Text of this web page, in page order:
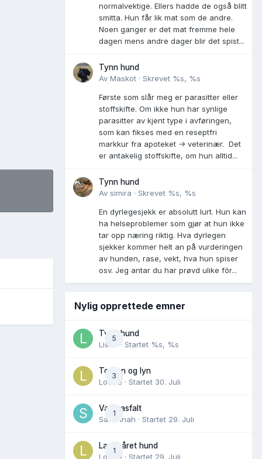
normalvektige. Ellers hadde de også blitt
smitta. Hun får lik mat som de andre.
Noen ganger er det mat fremme hele
dagen mens andre dager blir det spist...
Tynn hund
Av Maskot · Skrevet %s, %s
Første som slår meg er parasitter eller
stoffskifte. Om ikke hun har synlige
parasitter av kjent type i avføringen,
som kan fikses med en reseptfri
markkur fra apoteket -> veterinær. Det
er antakelig stoffskifte, om hun alltid...
Tynn hund
Av simira · Skrevet %s, %s
En dyrlegesjekk er absolutt lurt. Hun kan
ha helseproblemer som gjør at hun ikke
tar opp næring riktig. Hva dyrlegen
sjekker kommer helt an på vurderingen
av hunden, rase, vekt, hva hun spiser
osv. Jeg antar du har prøvd ulike fõr...
Nylig opprettede emner
5
Tynn hund
Lisen
· Startet %s, %s
3
Torden og lyn
Lovise · Startet 30. Juli
1
Varm asfalt
Savannah · Startet 29. Juli
1
Langhåret hund
Lovise · Startet 29. Juli